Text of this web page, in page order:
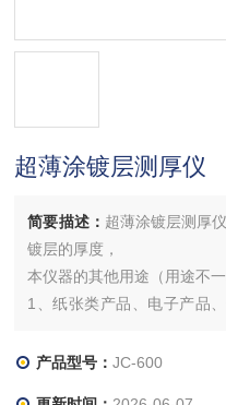
超薄涂镀层测厚仪
简要描述： 超薄涂镀层测厚
镀层的厚度，
本仪器的其他用途（用途不
1、纸张类产品、电子产品
含量2用于各类材料、铁合
产品型号：JC-600